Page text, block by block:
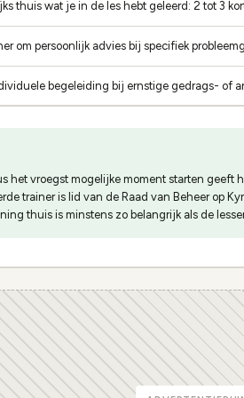
thuis wat je in de les hebt geleerd: 2 tot 3
om persoonlijk advies bij specifiek
begeleiding bij ernstige gedrags- of
het vroegst mogelijke moment starten geeft
trainer is lid van de Raad van Beheer op
thuis is minstens zo belangrijk als de